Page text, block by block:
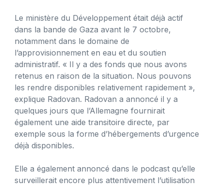
Le ministère du Développement était déjà actif
dans la bande de Gaza avant le 7 octobre,
notamment dans le domaine de
l’approvisionnement en eau et du soutien
administratif. « Il y a des fonds que nous avons
retenus en raison de la situation. Nous pouvons
les rendre disponibles relativement rapidement »,
explique Radovan. Radovan a annoncé il y a
quelques jours que l’Allemagne fournirait
également une aide transitoire directe, par
exemple sous la forme d’hébergements d’urgence
déjà disponibles.
Elle a également annoncé dans le podcast qu’elle
surveillerait encore plus attentivement l’utilisation